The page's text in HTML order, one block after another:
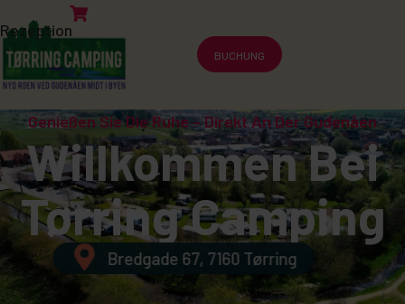
Rezeption
BUCHUNG
Genießen Sie Die Ruhe – Direkt An Der Gudenåen
Willkommen Bei
Tørring Camping
Bredgade 67, 7160 Tørring